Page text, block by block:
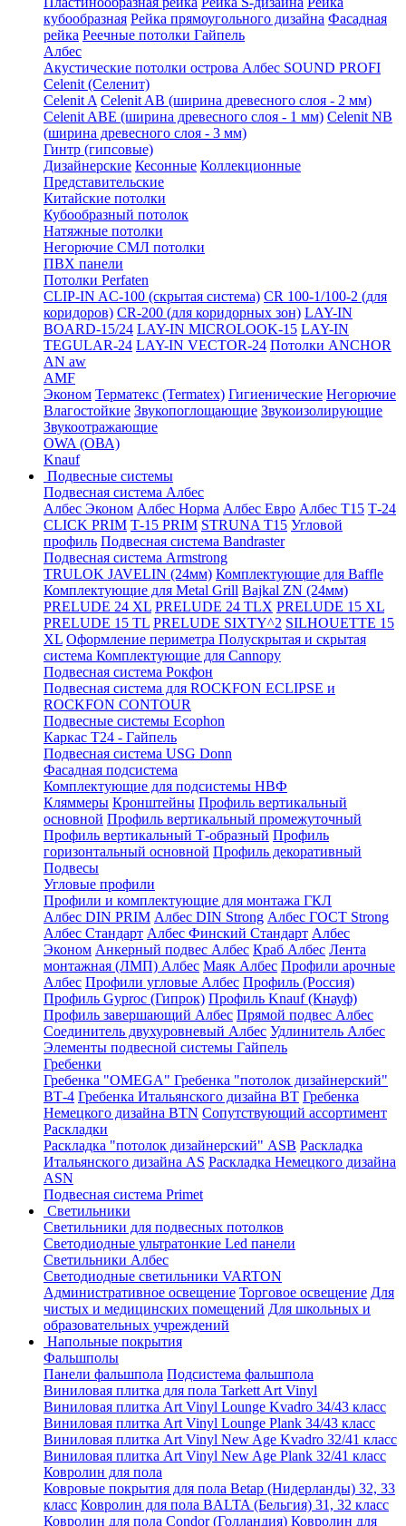
кубообразная Рейка прямоугольного дизайна Фасадная
рейка Реечные потолки Гайпель
Албес
Акустические потолки острова Албес SOUND PROFI
Celenit (Селенит)
Celenit A Celenit AB (ширина древесного слоя - 2 мм)
Celenit ABE (ширина древесного слоя - 1 мм) Celenit NB
(ширина древесного слоя - 3 мм)
Гинтр (гипсовые)
Дизайнерские Кесонные Коллекционные
Представительские
Китайские потолки
Кубообразный потолок
Натяжные потолки
Негорючие СМЛ потолки
ПВХ панели
Потолки Perfaten
CLIP-IN AC-100 (скрытая система) CR 100-1/100-2 (для
коридоров) CR-200 (для коридорных зон) LAY-IN
BOARD-15/24 LAY-IN MICROLOOK-15 LAY-IN
TEGULAR-24 LAY-IN VECTOR-24 Потолки ANCHOR
AN aw
AMF
Эконом Терматекс (Termatex) Гигиенические Негорючие
Влагостойкие Звукопоглощающие Звукоизолирующие
Звукоотражающие
OWA (ОВА)
Knauf
Подвесные системы
Подвесная система Албес
Албес Эконом Албес Норма Албес Евро Албес T15 Т-24
CLICK PRIM Т-15 PRIM STRUNA Т15 Угловой
профиль Подвесная система Bandraster
Подвесная система Armstrong
TRULOK JAVELIN (24мм) Комплектующие для Baffle
Комплектующие для Metal Grill Bajkal ZN (24мм)
PRELUDE 24 XL PRELUDE 24 TLX PRELUDE 15 XL
PRELUDE 15 TL PRELUDE SIXTY^2 SILHOUETTE 15
XL Оформление периметра Полускрытая и скрытая
система Комплектующие для Cannopy
Подвесная система Рокфон
Подвесная система для ROCKFON ECLIPSE и
ROCKFON CONTOUR
Подвесные системы Ecophon
Каркас Т24 - Гайпель
Подвесная система USG Donn
Фасадная подсистема
Комплектующие для подсистемы НВФ
Кляммеры Кронштейны Профиль вертикальный
основной Профиль вертикальный промежуточный
Профиль вертикальный Т-образный Профиль
горизонтальный основной Профиль декоративный
Подвесы
Угловые профили
Профили и комплектующие для монтажа ГКЛ
Албес DIN PRIM Албес DIN Strong Албес ГОСТ Strong
Албес Стандарт Албес Финский Стандарт Албес
Эконом Анкерный подвес Албес Краб Албес Лента
монтажная (ЛМП) Албес Маяк Албес Профили арочные
Албес Профили угловые Албес Профиль (Россия)
Профиль Gyproc (Гипрок) Профиль Knauf (Кнауф)
Профиль завершающий Албес Прямой подвес Албес
Соединитель двухуровневый Албес Удлинитель Албес
Элементы подвесной системы Гайпель
Гребенки
Гребенка "OMEGA" Гребенка "потолок дизайнерский"
ВТ-4 Гребенка Итальянского дизайна BT Гребенка
Немецкого дизайна ВТN Сопутствующий ассортимент
Раскладки
Раскладка "потолок дизайнерский" ASB Раскладка
Итальянского дизайна AS Раскладка Немецкого дизайна
АSN
Подвесная система Primet
Светильники
Светильники для подвесных потолков
Светодиодные ультратонкие Led панели
Светильники Албес
Светодиодные светильники VARTON
Административное освещение Торговое освещение Для
чистых и медицинских помещений Для школьных и
образовательных учреждений
Напольные покрытия
Фальшполы
Панели фальшпола Подсистема фальшпола
Виниловая плитка для пола Tarkett Art Vinyl
Виниловая плитка Art Vinyl Lounge Kvadro 34/43 класс
Виниловая плитка Art Vinyl Lounge Plank 34/43 класс
Виниловая плитка Art Vinyl New Age Kvadro 32/41 класс
Виниловая плитка Art Vinyl New Age Plank 32/41 класс
Ковролин для пола
Ковровые покрытия для пола Betap (Нидерланды) 32, 33
класс Ковролин для пола BALTA (Бельгия) 31, 32 класс
Ковролин для пола Condor (Голландия) Ковролин для